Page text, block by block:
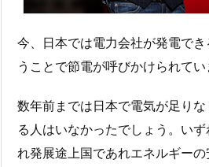
今、日本では電力会社が発電で
うことで節電が呼びかけられてい
数年前までは日本で電気が足り
る人はいなかったでしょう。い
れ発展途上国であれエネルギー